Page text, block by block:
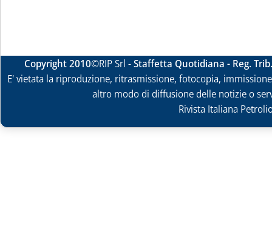
Copyright 2010©RIP Srl -Staffetta Quotidiana - Reg.
E' vietata la riproduzione, ritrasmissione, fotocopia,
altro modo di diffusione delle notizie o
Rivista Italiana